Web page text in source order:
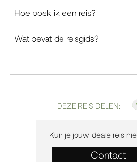
Hoe boek ik een reis?
Wat bevat de reisgids?
DEZE REIS DELEN:
Kun je jouw ideale reis
Contact